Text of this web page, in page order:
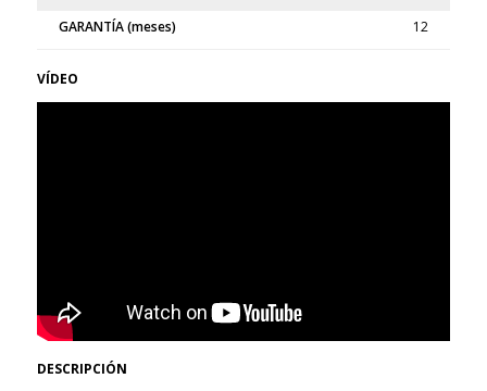
GARANTÍA (meses) 12
VÍDEO
DESCRIPCIÓN